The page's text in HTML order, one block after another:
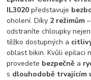
IL3020 představuje
oholení. Díky 2 režimům –
odstraníte chloupky
těžko dostupných a
oblast bikin. Kvůli epilaci
provedete bezpečně a
s dlouhodobě trvajícím